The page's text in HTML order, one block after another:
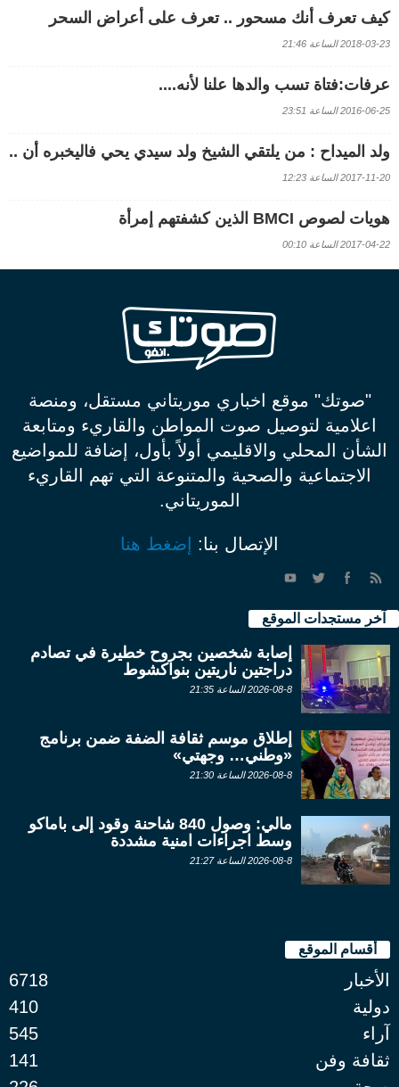
كيف تعرف أنك مسحور .. تعرف على أعراض السحر
2018-03-23 الساعة 21:46
عرفات:فتاة تسب والدها علنا لأنه....
2016-06-25 الساعة 23:51
ولد الميداح : من يلتقي الشيخ ولد سيدي يحي فاليخبره أن ..
2017-11-20 الساعة 12:23
هويات لصوص BMCI الذين كشفتهم إمرأة
2017-04-22 الساعة 00:10
"صوتك" موقع اخباري موريتاني مستقل، ومنصة
اعلامية لتوصيل صوت المواطن والقاريء ومتابعة
الشأن المحلي والاقليمي أولاً بأول، إضافة للمواضيع
الاجتماعية والصحية والمتنوعة التي تهم القاريء
الموريتاني.
الإتصال بنا: إضغط هنا
آخر مستجدات الموقع
إصابة شخصين بجروح خطيرة في تصادم
دراجتين ناريتين بنواكشوط
2026-08-8 الساعة 21:35
إطلاق موسم ثقافة الضفة ضمن برنامج
«وطني… وجهتي»
2026-08-8 الساعة 21:30
مالي: وصول 840 شاحنة وقود إلى باماكو
وسط اجراءات امنية مشددة
2026-08-8 الساعة 21:27
أقسام الموقع
الأخبار
6718
دولية
410
آراء
545
ثقافة وفن
141